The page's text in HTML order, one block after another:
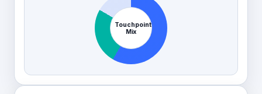
Touchpoint
Mix